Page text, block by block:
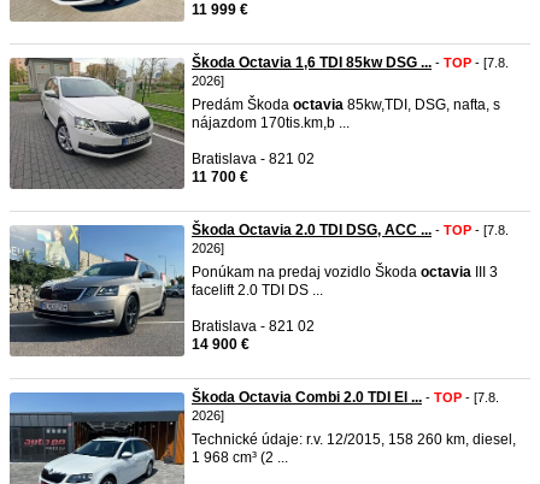
11 999 €
Škoda Octavia 1,6 TDI 85kw DSG ... - TOP - [7.8.
2026]
Predám Škoda octavia 85kw,TDI, DSG, nafta, s
nájazdom 170tis.km,b ...
Bratislava - 821 02
11 700 €
Škoda Octavia 2.0 TDI DSG, ACC ... - TOP - [7.8.
2026]
Ponúkam na predaj vozidlo Škoda octavia III 3
facelift 2.0 TDI DS ...
Bratislava - 821 02
14 900 €
Škoda Octavia Combi 2.0 TDI El ... - TOP - [7.8.
2026]
Technické údaje: r.v. 12/2015, 158 260 km, diesel,
1 968 cm³ (2 ...